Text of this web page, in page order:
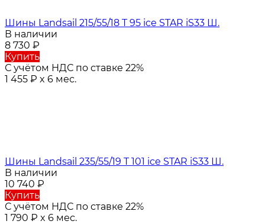
Шины Landsail 215/55/18 T 95 ice STAR iS33 Ш.
В наличии
8 730 ₽
Купить
С учётом НДС по ставке 22%
1 455 ₽ x 6 мес.
Шины Landsail 235/55/19 T 101 ice STAR iS33 Ш.
В наличии
10 740 ₽
Купить
С учётом НДС по ставке 22%
1 790 ₽ x 6 мес.